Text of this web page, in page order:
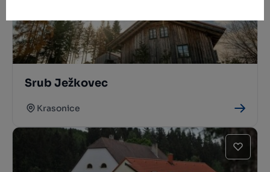
Srub Ježkovec
Krasonice